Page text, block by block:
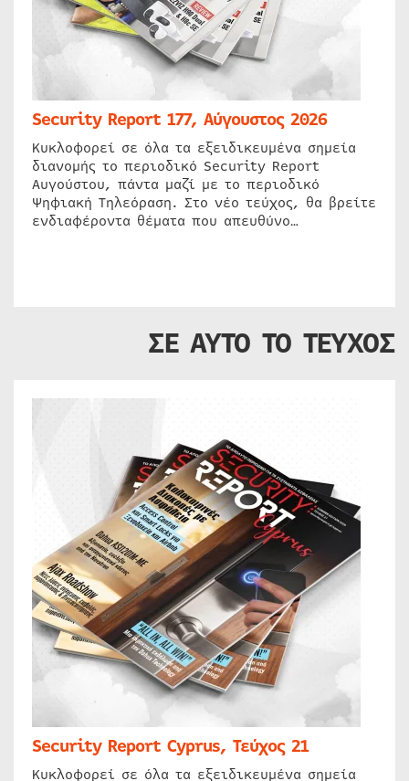
Security Report 177, Αύγουστος 2026
Κυκλοφορεί σε όλα τα εξειδικευμένα σημεία
διανομής το περιοδικό Security Report
Αυγούστου, πάντα μαζί με το περιοδικό
Ψηφιακή Τηλεόραση. Στο νέο τεύχος, θα βρείτε
ενδιαφέροντα θέματα που απευθύνο…
ΣΕ ΑΥΤΟ ΤΟ ΤΕΥΧΟΣ
Security Report Cyprus, Τεύχος 21
Κυκλοφορεί σε όλα τα εξειδικευμένα σημεία